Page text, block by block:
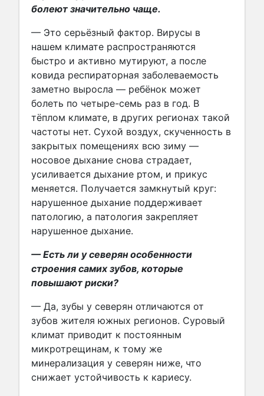
болеют значительно чаще.
— Это серьёзный фактор. Вирусы в
нашем климате распространяются
быстро и активно мутируют, а после
ковида респираторная заболеваемость
заметно выросла — ребёнок может
болеть по четыре-семь раз в год. В
тёплом климате, в других регионах такой
частоты нет. Сухой воздух, скученность в
закрытых помещениях всю зиму —
носовое дыхание снова страдает,
усиливается дыхание ртом, и прикус
меняется. Получается замкнутый круг:
нарушенное дыхание поддерживает
патологию, а патология закрепляет
нарушенное дыхание.
— Есть ли у северян особенности
строения самих зубов, которые
повышают риски?
— Да, зубы у северян отличаются от
зубов жителя южных регионов. Суровый
климат приводит к постоянным
микротрещинам, к тому же
минерализация у северян ниже, что
снижает устойчивость к кариесу.